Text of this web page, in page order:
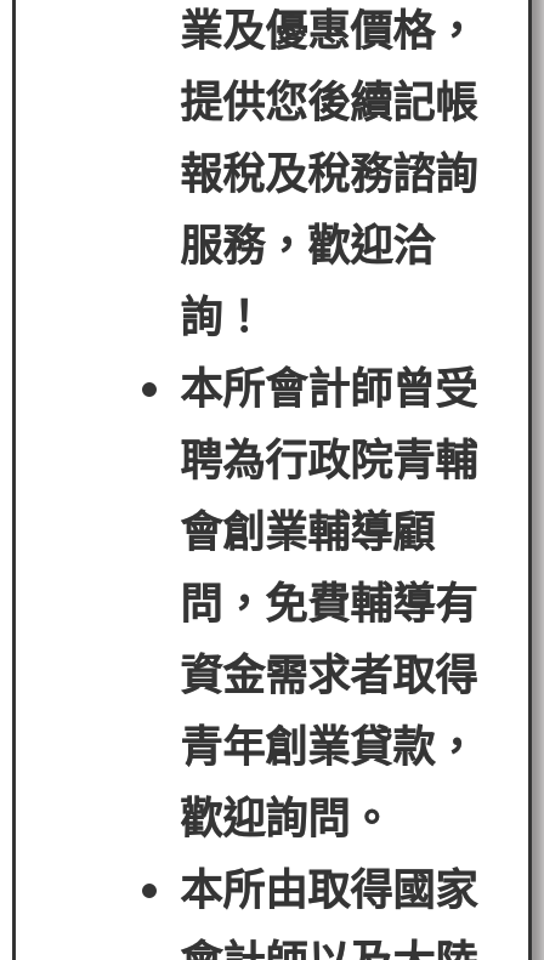
業及優惠價格，
提供您後續記帳
報稅及稅務諮詢
服務，歡迎洽
詢！
本所會計師曾受
聘為行政院青輔
會創業輔導顧
問，免費輔導有
資金需求者取得
青年創業貸款，
歡迎詢問。
本所由取得國家